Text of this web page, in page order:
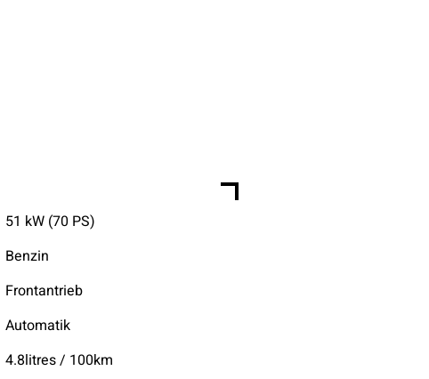
51 kW (70 PS)
Benzin
Frontantrieb
Automatik
4.8litres / 100km